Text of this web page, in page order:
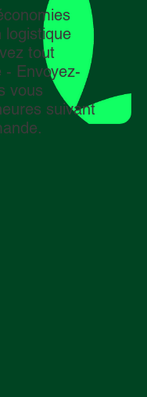
logistique
tout
- Envoyez-
vous
suivant